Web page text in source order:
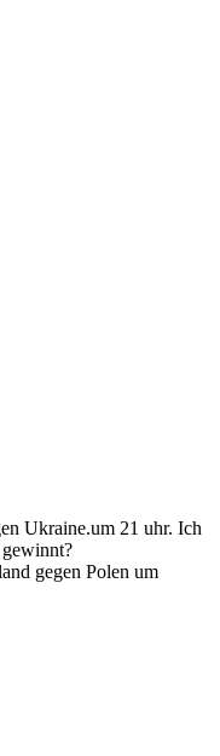
Ukraine.um 21 uhr. Ich
gegen Polen um